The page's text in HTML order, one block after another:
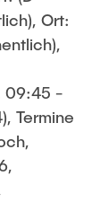
Ort:
09:45 -
Termine